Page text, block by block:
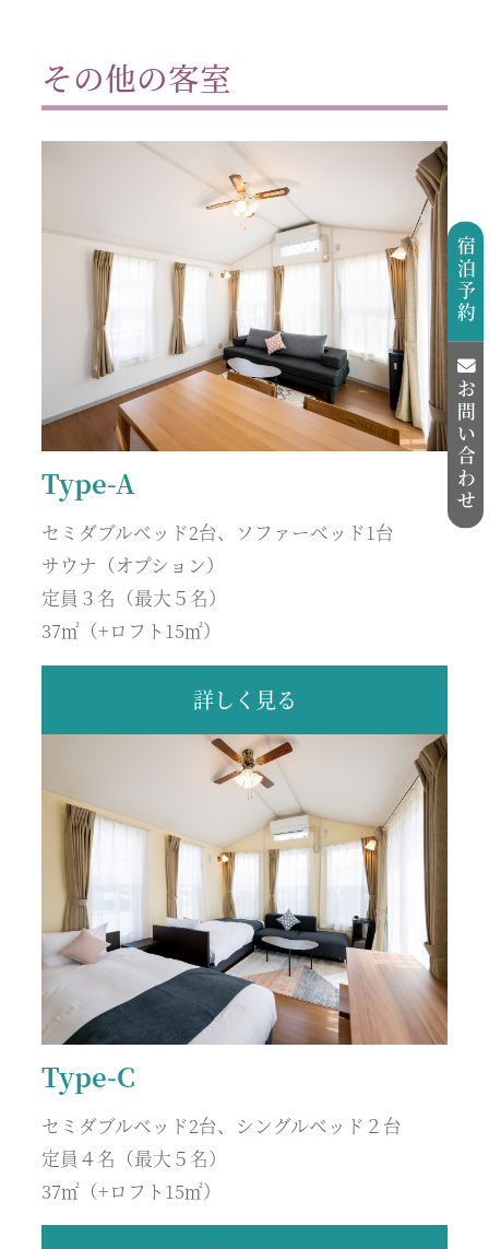
その他の客室
Type-A
セミダブルベッド2台、ソファーベッド1台
サウナ（オプション）
定員３名（最大５名）
37㎡（+ロフト15㎡）
詳しく見る
Type-C
セミダブルベッド2台、シングルベッド２台
定員４名（最大５名）
37㎡（+ロフト15㎡）
宿泊予約
お問い合わせ